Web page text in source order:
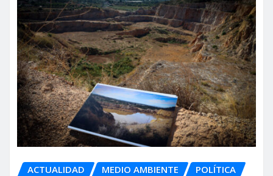
ACTUALIDAD MEDIO AMBIENTE POLÍTICA